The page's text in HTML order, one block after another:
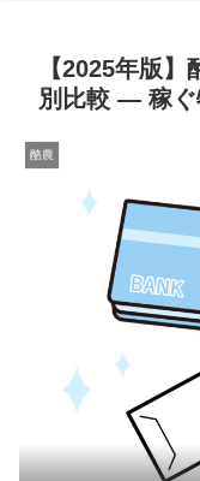
【2025年版
別比較 — 稼ぐ
酪農